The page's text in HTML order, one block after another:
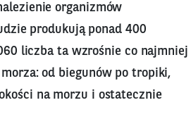
organizmów
produkują ponad 400
liczba ta wzrośnie co najmniej
od biegunów po tropiki,
na morzu i ostatecznie